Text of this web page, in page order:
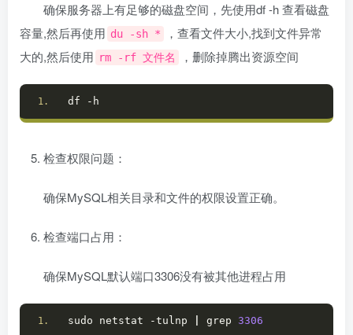
确保服务器上有足够的磁盘空间，先使用df -h 查看磁盘
容量,然后再使用 du -sh *
，查看文件大小,找到文件异常
大的,然后使用 rm -rf 文件名 ，删除掉腾出资源空间
df -h
检查权限问题：
确保MySQL相关目录和文件的权限设置正确。
检查端口占用：
确保MySQL默认端口3306没有被其他进程占用
sudo netstat -tulnp grep 3306